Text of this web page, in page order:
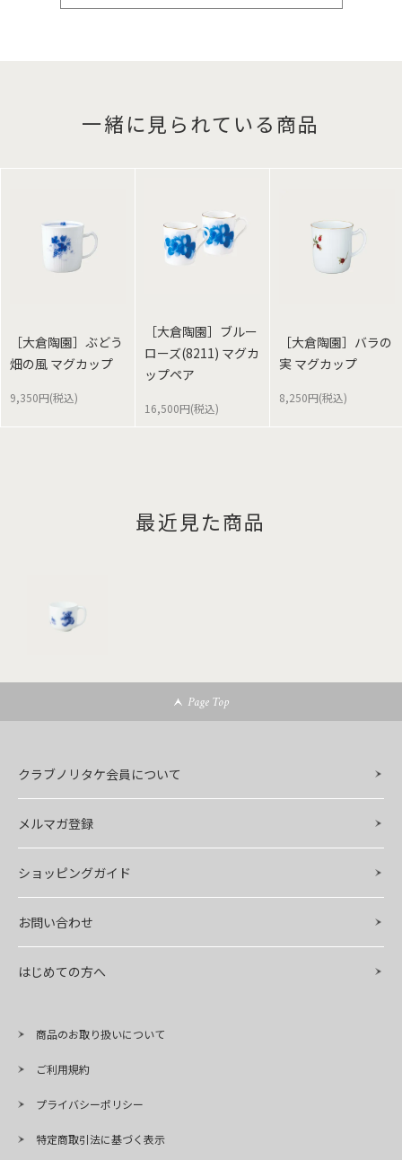
一緒に見られている商品
［大倉陶園］ぶどう
畑の風 マグカップ
9,350円(税込)
［大倉陶園］ブルー
ローズ(8211) マグカ
ップペア
16,500円(税込)
［大倉陶園］バラの
実 マグカップ
8,250円(税込)
最近見た商品
Page Top
クラブノリタケ会員について
メルマガ登録
ショッピングガイド
お問い合わせ
はじめての方へ
商品のお取り扱いについて
ご利用規約
プライバシーポリシー
特定商取引法に基づく表示